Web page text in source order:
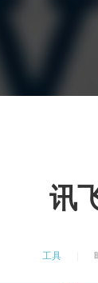
讯
工具